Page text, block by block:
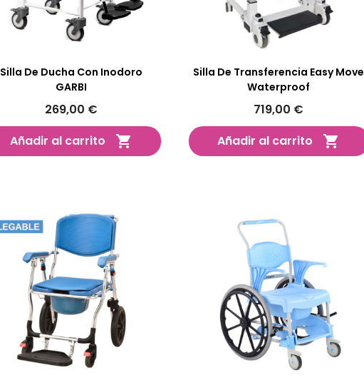
Silla De Ducha Con Inodoro
GARBI
269,00 €
Añadir al carrito

Silla De Transferencia Easy Move
Waterproof
719,00 €
Añadir al carrito
